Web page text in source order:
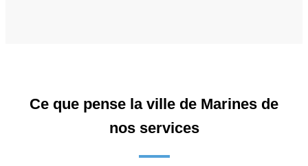
Ce que pense la ville de Marines de
nos services